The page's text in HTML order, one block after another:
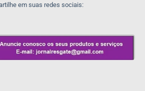
em suas redes sociais: